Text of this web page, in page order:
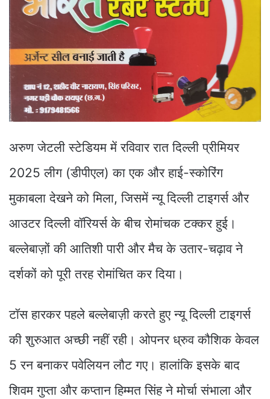
अरुण जेटली स्टेडियम में रविवार रात दिल्ली प्रीमियर
2025 लीग (डीपीएल) का एक और हाई-स्कोरिंग
मुकाबला देखने को मिला, जिसमें न्यू दिल्ली टाइगर्स और
आउटर दिल्ली वॉरियर्स के बीच रोमांचक टक्कर हुई।
बल्लेबाज़ों की आतिशी पारी और मैच के उतार-चढ़ाव ने
दर्शकों को पूरी तरह रोमांचित कर दिया।
टॉस हारकर पहले बल्लेबाज़ी करते हुए न्यू दिल्ली टाइगर्स
की शुरुआत अच्छी नहीं रही। ओपनर ध्रुव कौशिक केवल
5 रन बनाकर पवेलियन लौट गए। हालांकि इसके बाद
शिवम गुप्ता और कप्तान हिम्मत सिंह ने मोर्चा संभाला और